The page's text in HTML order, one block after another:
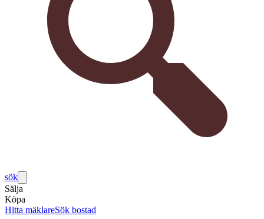
sök
Sälja
Köpa
Hitta mäklareSök bostad